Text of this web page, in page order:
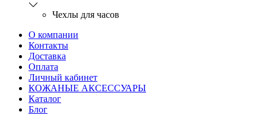
Чехлы для часов
О компании
Контакты
Доставка
Оплата
Личный кабинет
КОЖАНЫЕ АКСЕССУАРЫ
Каталог
Блог